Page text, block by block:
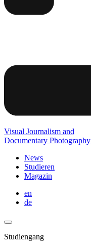
Visual Journalism and
Documentary Photography
News
Studieren
Magazin
en
de
Studiengang